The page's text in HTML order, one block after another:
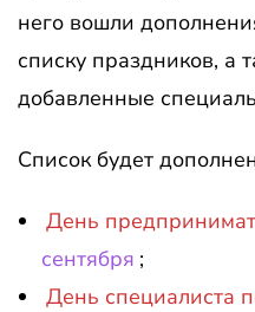
него вошли
списку праздников, а
добавленные
Список будет
День
сентября ;
День специалиста